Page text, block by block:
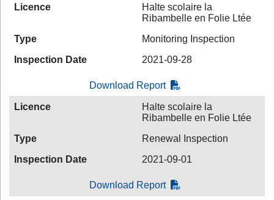
Licence
Halte scolaire la
Ribambelle en Folie Ltée
Type
Monitoring Inspection
Inspection Date
2021-09-28
Download Report
Licence
Halte scolaire la
Ribambelle en Folie Ltée
Type
Renewal Inspection
Inspection Date
2021-09-01
Download Report